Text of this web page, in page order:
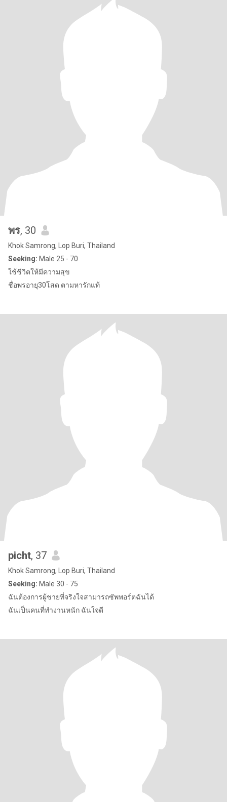
พร, 30
Khok Samrong, Lop Buri, Thailand
Seeking: Male 25 - 70
ใช้ชีวิตให้มีความสุข
ชื่อพรอายุ30โสด ตามหารักแท้
picht, 37
Khok Samrong, Lop Buri, Thailand
Seeking: Male 30 - 75
ฉันต้องการผู้ชายที่จริงใจสามารถซัพพอร์ตฉันได้
ฉันเป็นคนที่ทำงานหนัก ฉันใจดี